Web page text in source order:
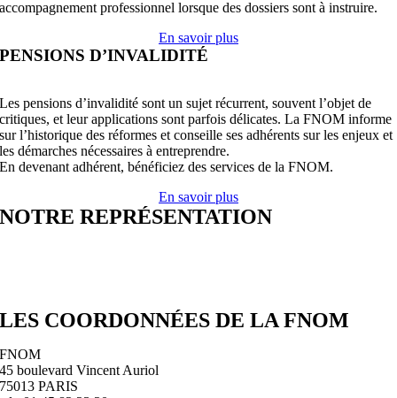
accompagnement professionnel lorsque des dossiers sont à instruire.
En savoir plus
PENSIONS D’INVALIDITÉ
Les pensions d’invalidité sont un sujet récurrent, souvent l’objet de
critiques, et leur applications sont parfois délicates. La FNOM informe
sur l’historique des réformes et conseille ses adhérents sur les enjeux et
les démarches nécessaires à entreprendre.
En devenant adhérent, bénéficiez des services de la FNOM.
En savoir plus
NOTRE REPRÉSENTATION
LES COORDONNÉES DE LA FNOM
FNOM
45 boulevard Vincent Auriol
75013 PARIS